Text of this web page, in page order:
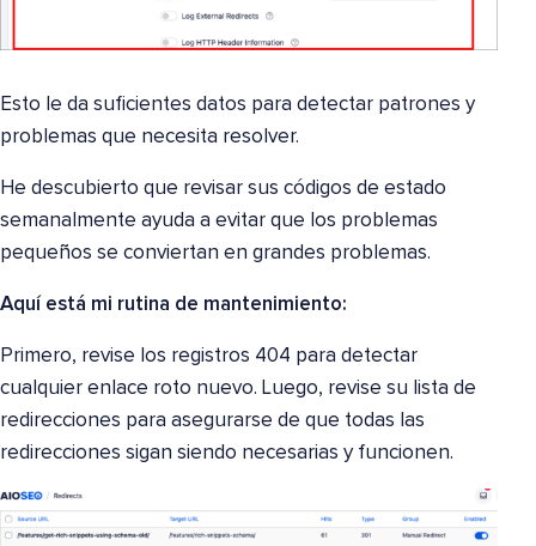
Esto le da suficientes datos para detectar patrones y
problemas que necesita resolver.
He descubierto que revisar sus códigos de estado
semanalmente ayuda a evitar que los problemas
pequeños se conviertan en grandes problemas.
Aquí está mi rutina de mantenimiento:
Primero, revise los registros 404 para detectar
cualquier enlace roto nuevo. Luego, revise su lista de
redirecciones para asegurarse de que todas las
redirecciones sigan siendo necesarias y funcionen.